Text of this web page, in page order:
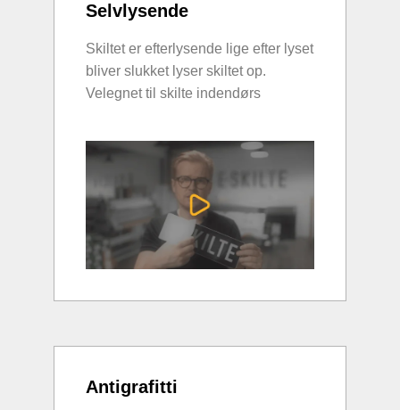
Selvlysende
Skiltet er efterlysende lige efter lyset
bliver slukket lyser skiltet op.
Velegnet til skilte indendørs
Antigrafitti